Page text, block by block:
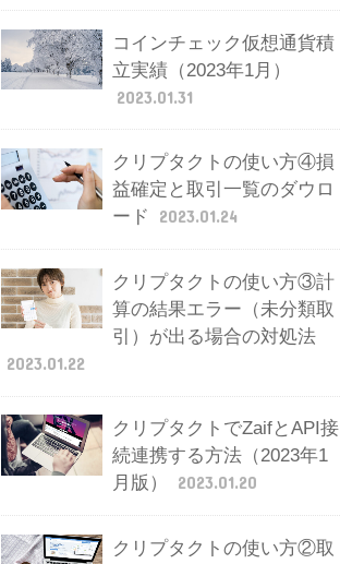
コインチェック仮想通貨積
立実績（2023年1月）
2023.01.31
クリプタクトの使い方④損
益確定と取引一覧のダウロ
ード
2023.01.24
クリプタクトの使い方③計
算の結果エラー（未分類取
引）が出る場合の対処法
2023.01.22
クリプタクトでZaifとAPI接
続連携する方法（2023年1
月版）
2023.01.20
クリプタクトの使い方②取